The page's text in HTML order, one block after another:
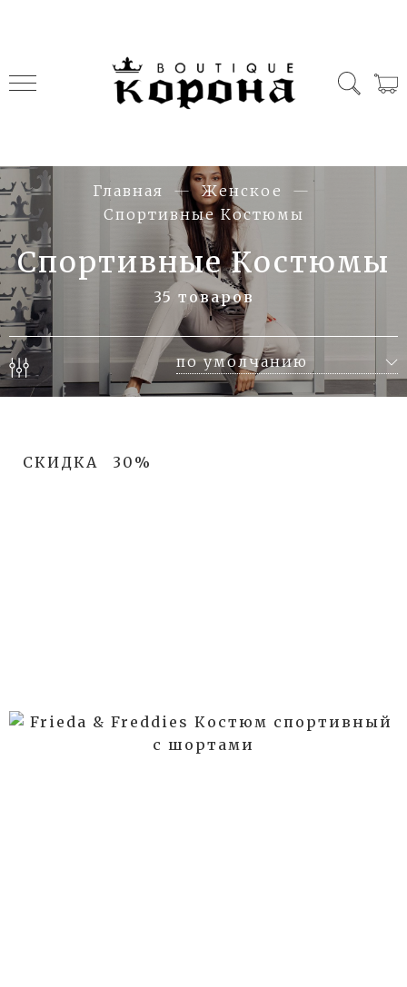
Главная
Женское
Спортивные Костюмы
Спортивные Костюмы
35 товаров
СКИДКА 30%